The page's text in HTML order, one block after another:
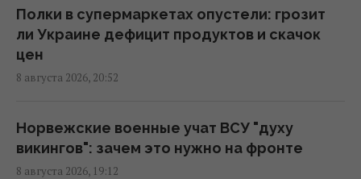
На Херсонщине россиянам приказали
начать "свободную охоту" на
автотранспорт, – ОВА
16:09 суббота, 08 августа 2026
Украина должна уничтожать пусковые и
производство ракет: эксперт сказал, что
для этого нужно
Полки в супермаркетах опустели: грозит
ли Украине дефицит продуктов и скачок
цен
8 августа 2026, 20:52
Норвежские военные учат ВСУ "духу
викингов": зачем это нужно на фронте
8 августа 2026, 19:12